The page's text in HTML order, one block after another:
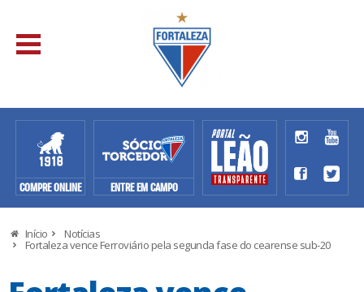
COMPRE ONLINE ENTRE EM CAMPO
Início Notícias
Fortaleza vence Ferroviário pela segunda fase do cearense sub-20